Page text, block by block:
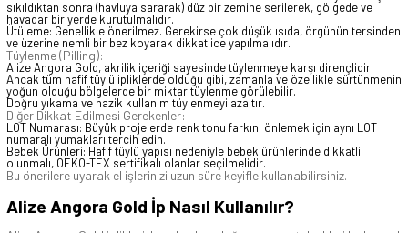
sıkıldıktan sonra (havluya sararak) düz bir zemine serilerek, gölgede ve
havadar bir yerde kurutulmalıdır.
Ütüleme: Genellikle önerilmez. Gerekirse çok düşük ısıda, örgünün tersinden
ve üzerine nemli bir bez koyarak dikkatlice yapılmalıdır.
Tüylenme (Pilling):
Alize Angora Gold, akrilik içeriği sayesinde tüylenmeye karşı dirençlidir.
Ancak tüm hafif tüylü ipliklerde olduğu gibi, zamanla ve özellikle sürtünmenin
yoğun olduğu bölgelerde bir miktar tüylenme görülebilir.
Doğru yıkama ve nazik kullanım tüylenmeyi azaltır.
Diğer Dikkat Edilmesi Gerekenler:
LOT Numarası: Büyük projelerde renk tonu farkını önlemek için aynı LOT
numaralı yumakları tercih edin.
Bebek Ürünleri: Hafif tüylü yapısı nedeniyle bebek ürünlerinde dikkatli
olunmalı, OEKO-TEX sertifikalı olanlar seçilmelidir.
Bu önerilere uyarak el işlerinizi uzun süre keyifle kullanabilirsiniz.
Alize Angora Gold İp Nasıl Kullanılır?